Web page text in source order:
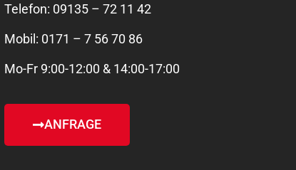
Telefon: 09135 – 72 11 42
Mobil: 0171 – 7 56 70 86
Mo-Fr 9:00-12:00 & 14:00-17:00
ANFRAGE